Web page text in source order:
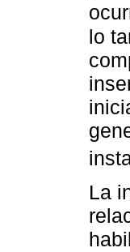
lo
La